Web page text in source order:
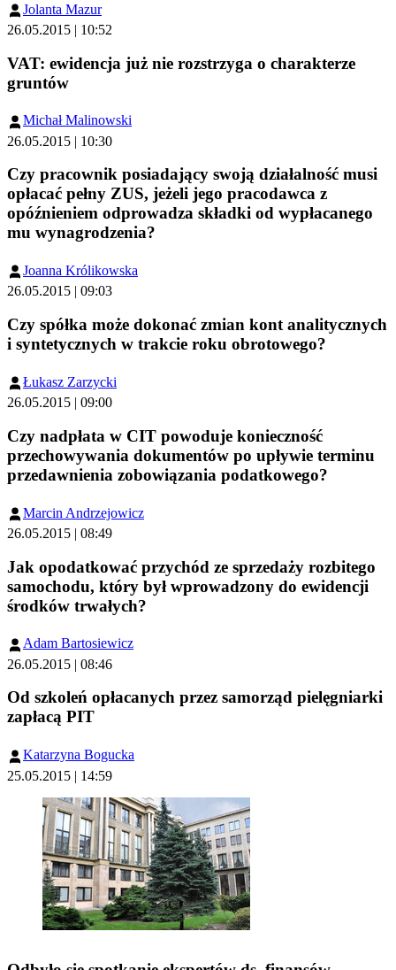
Jolanta Mazur
26.05.2015 | 10:52
VAT: ewidencja już nie rozstrzyga o charakterze
gruntów
Michał Malinowski
26.05.2015 | 10:30
Czy pracownik posiadający swoją działalność musi
opłacać pełny ZUS, jeżeli jego pracodawca z
opóźnieniem odprowadza składki od wypłacanego
mu wynagrodzenia?
Joanna Królikowska
26.05.2015 | 09:03
Czy spółka może dokonać zmian kont analitycznych
i syntetycznych w trakcie roku obrotowego?
Łukasz Zarzycki
26.05.2015 | 09:00
Czy nadpłata w CIT powoduje konieczność
przechowywania dokumentów po upływie terminu
przedawnienia zobowiązania podatkowego?
Marcin Andrzejowicz
26.05.2015 | 08:49
Jak opodatkować przychód ze sprzedaży rozbitego
samochodu, który był wprowadzony do ewidencji
środków trwałych?
Adam Bartosiewicz
26.05.2015 | 08:46
Od szkoleń opłacanych przez samorząd pielęgniarki
zapłacą PIT
Katarzyna Bogucka
25.05.2015 | 14:59